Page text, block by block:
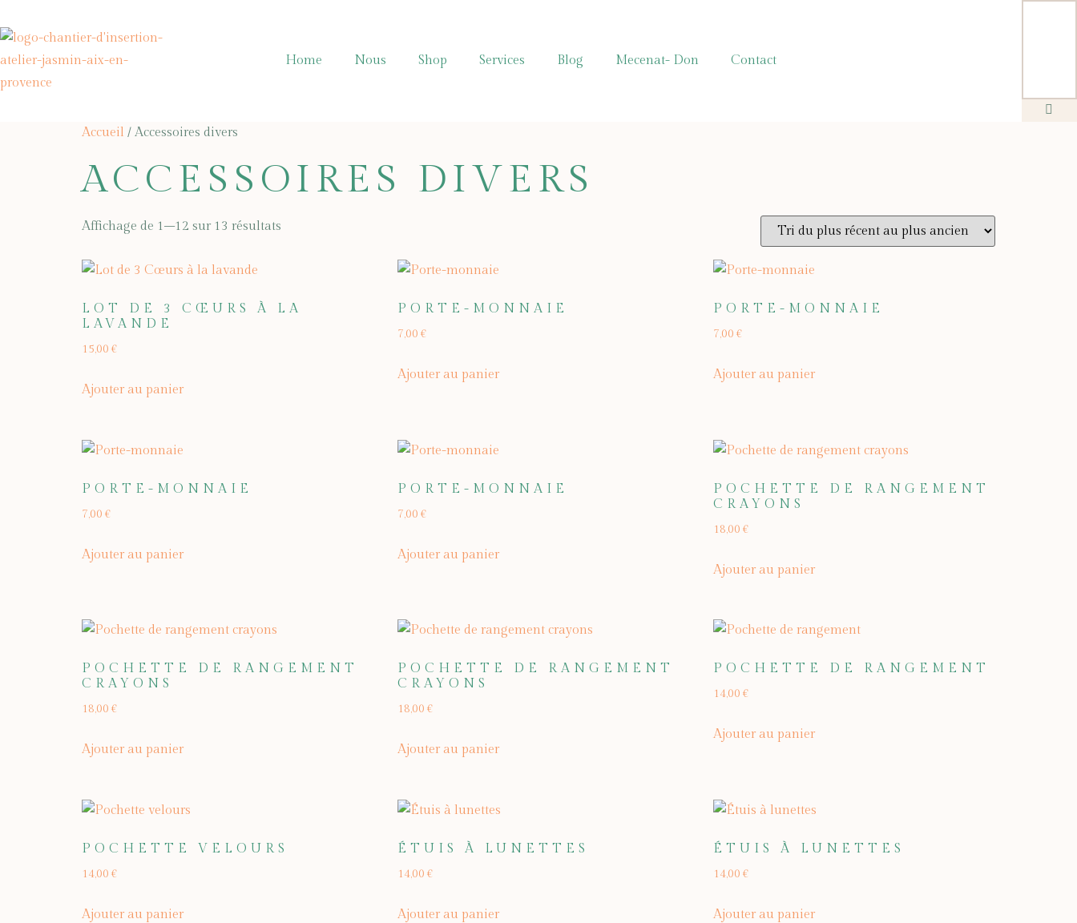
Home Nous Shop Services Blog Mecenat- Don Contact
Accueil / Accessoires divers
ACCESSOIRES DIVERS
Affichage de 1–12 sur 13 résultats
LOT DE 3 CŒURS À LA
LAVANDE
15,00 €
Ajouter au panier
PORTE-MONNAIE
7,00 €
Ajouter au panier
PORTE-MONNAIE
7,00 €
Ajouter au panier
PORTE-MONNAIE
7,00 €
Ajouter au panier
PORTE-MONNAIE
7,00 €
Ajouter au panier
POCHETTE DE RANGEMENT
CRAYONS
18,00 €
Ajouter au panier
POCHETTE DE RANGEMENT
CRAYONS
18,00 €
Ajouter au panier
POCHETTE DE RANGEMENT
CRAYONS
18,00 €
Ajouter au panier
POCHETTE DE RANGEMENT
14,00 €
Ajouter au panier
POCHETTE VELOURS
14,00 €
Ajouter au panier
ÉTUIS À LUNETTES
14,00 €
Ajouter au panier
ÉTUIS À LUNETTES
14,00 €
Ajouter au panier